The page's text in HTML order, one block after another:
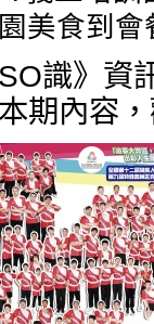
美食到會
識》資
期內容